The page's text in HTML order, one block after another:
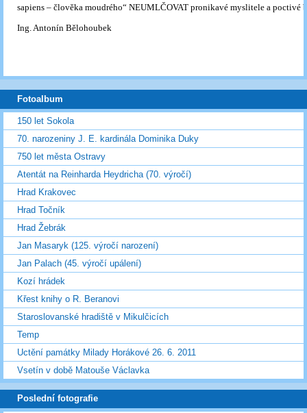
sapiens – člověka moudrého“ NEUMLČOVAT pronikavé myslitele a poctivé
Ing. Antonín Bělohoubek
Fotoalbum
150 let Sokola
70. narozeniny J. E. kardinála Dominika Duky
750 let města Ostravy
Atentát na Reinharda Heydricha (70. výročí)
Hrad Krakovec
Hrad Točník
Hrad Žebrák
Jan Masaryk (125. výročí narození)
Jan Palach (45. výročí upálení)
Kozí hrádek
Křest knihy o R. Beranovi
Staroslovanské hradiště v Mikulčicích
Temp
Uctění památky Milady Horákové 26. 6. 2011
Vsetín v době Matouše Václavka
Poslední fotografie